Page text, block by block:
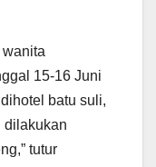
wanita
15-16 Juni
batu suli,
dilakukan
tutur